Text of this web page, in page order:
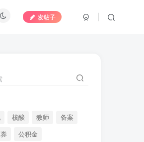
发帖子
核酸 教师
备案
公积金